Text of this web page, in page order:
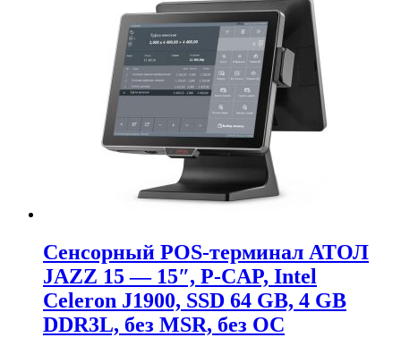
Сенсорный POS-терминал АТОЛ
JAZZ 15 — 15″, P-CAP, Intel
Celeron J1900, SSD 64 GB, 4 GB
DDR3L, без MSR, без ОС